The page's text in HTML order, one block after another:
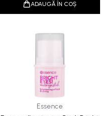
ADAUGĂ ÎN COȘ
Essence